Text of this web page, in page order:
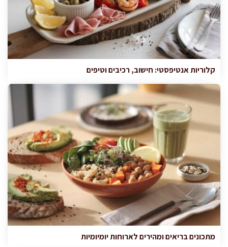
קלוריות אנטיפסטי: חישוב, רכיבים וטיפים
מתכונים בריאים ומהירים לארוחות יומיומיות